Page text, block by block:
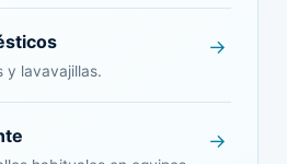
y lavavajillas.